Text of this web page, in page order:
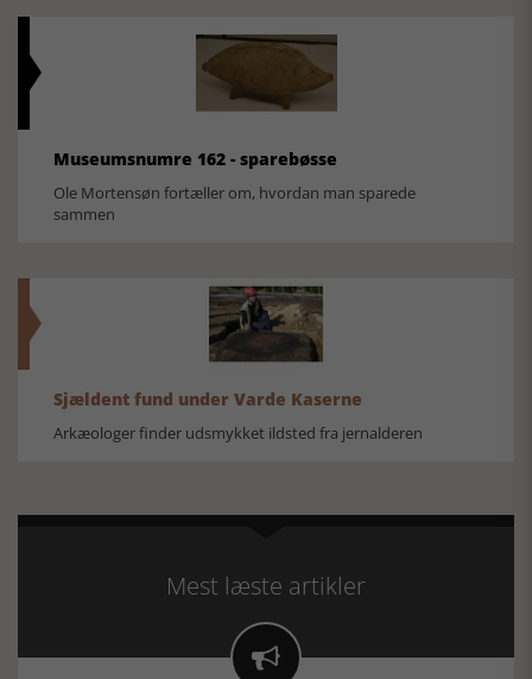
Museumsnumre 162 - sparebøsse
Ole Mortensøn fortæller om, hvordan man sparede
sammen
Sjældent fund under Varde Kaserne
Arkæologer finder udsmykket ildsted fra jernalderen
Mest læste artikler
